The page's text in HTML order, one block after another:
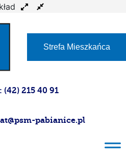
Strefa Mieszkańca
215 40 91
pabianice.pl